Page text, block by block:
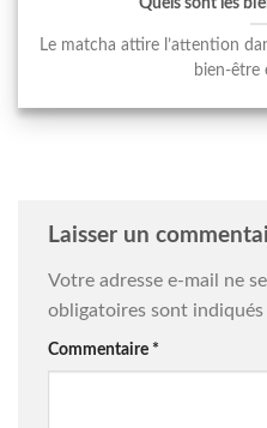
Quels sont les
Le matcha attire l’attention
bien-être
Laisser un
Votre adresse e-mail ne
obligatoires sont indiqués
Commentaire *